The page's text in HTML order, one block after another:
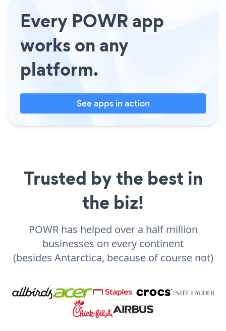
Every POWR app
works on any
platform.
See apps in action
Trusted by the best in
the biz!
POWR has helped over a half million
businesses on every continent
(besides Antarctica, because of course not)